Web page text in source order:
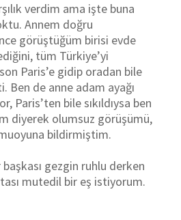
verdim ama işte buna
Annem doğru
görüştüğüm birisi evde
tüm Türkiye’yi
Paris’e gidip oradan bile
Ben de anne adam ayağı
Paris’ten bile sıkıldıysa ben
diyerek olumsuz görüşümü,
bildirmiştim.
gezgin ruhlu derken
mutedil bir eş istiyorum.